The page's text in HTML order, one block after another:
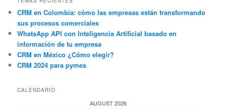
CRM en Colombia: cómo las empresas están transformando
sus procesos comerciales
WhatsApp API con Inteligencia Artificial basado en
información de tu empresa
CRM en México ¿Cómo elegir?
CRM 2024 para pymes
CALENDARIO
AUGUST 2026